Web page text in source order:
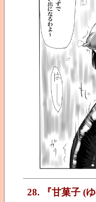
28. 『甘菓子 (